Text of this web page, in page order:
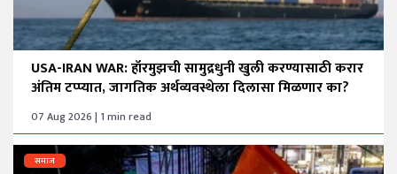
USA-IRAN WAR: हॉरमुझची सामुद्रधुनी खुली करण्यासाठी करार
अंतिम टप्प्यात, जागतिक अर्थव्यवस्थेला दिलासा मिळणार का?
07 Aug 2026 | 1 min read
समाज